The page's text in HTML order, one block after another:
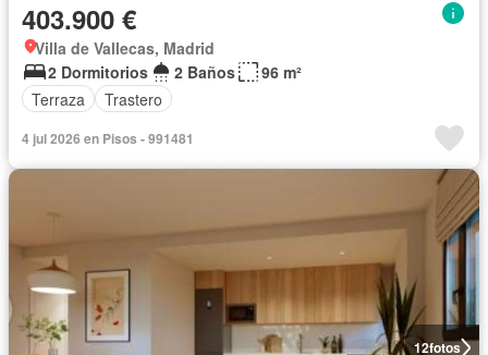
403.900 €
Villa de Vallecas, Madrid
2 Dormitorios
2 Baños
96 m²
Terraza
Trastero
4 jul 2026 en Pisos - 991481
12fotos